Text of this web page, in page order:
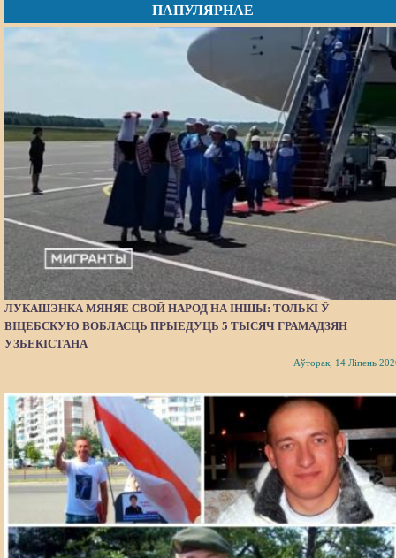
ПАПУЛЯРНАЕ
ЛУКАШЭНКА МЯНЯЕ СВОЙ НАРОД НА ІНШЫ: ТОЛЬКІ Ў
ВІЦЕБСКУЮ ВОБЛАСЦЬ ПРЫЕДУЦЬ 5 ТЫСЯЧ ГРАМАДЗЯН
УЗБЕКІСТАНА
Аўторак, 14 Ліпень